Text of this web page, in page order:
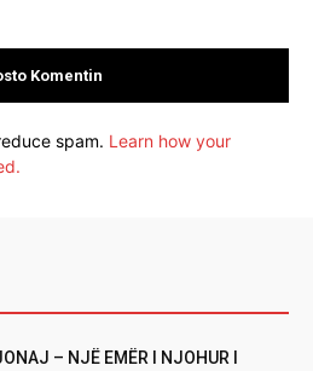
spam. Learn how your
– NJË EMËR I NJOHUR I